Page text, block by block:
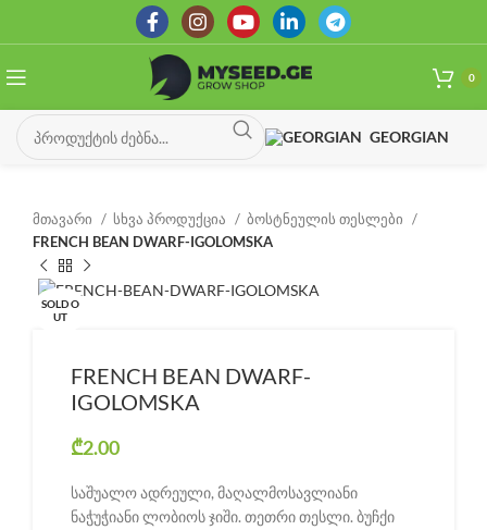
0
GEORGIAN
მთავარი სხვა პროდუქცია
ბოსტნეულის თესლები
FRENCH BEAN DWARF-IGOLOMSKA
SOLD O
UT
FRENCH BEAN DWARF-
IGOLOMSKA
₾2.00
საშუალო ადრეული, მაღალმოსავლიანი
ნაჭუჭიანი ლობიოს ჯიში. თეთრი თესლი. ბუჩქი